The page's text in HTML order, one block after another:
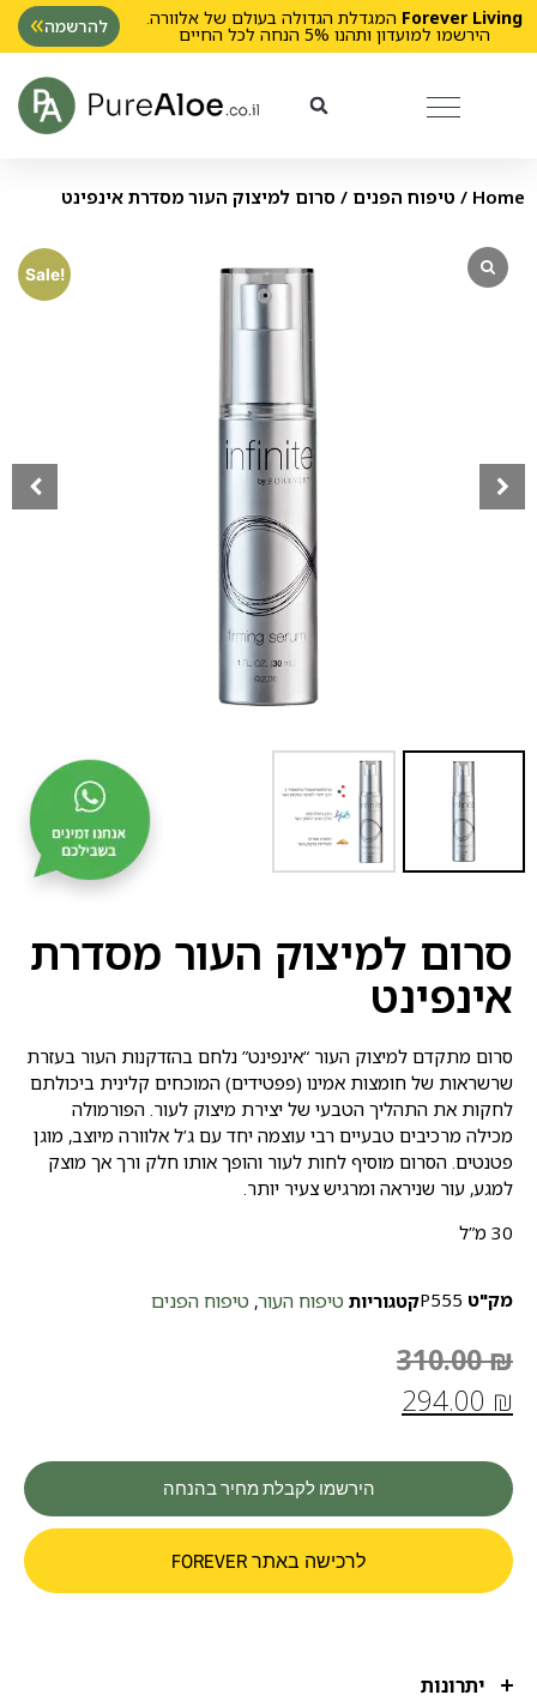
Forever Living המגדלת הגדולה בעולם של אלוורה.
הירשמו למועדון ותהנו 5% הנחה לכל החיים להרשמה
Home
/ טיפוח הפנים / סרום למיצוק העור מסדרת אינפינט
Sale!
סרום למיצוק העור מסדרת
אינפינט
סרום מתקדם למיצוק העור “אינפינט” נלחם בהזדקנות העור בעזרת
שרשראות של חומצות אמינו (פפטידים) המוכחים קלינית ביכולתם
לחקות את התהליך הטבעי של יצירת מיצוק לעור. הפורמולה
מכילה מרכיבים טבעיים רבי עוצמה יחד עם ג’ל אלוורה מיוצב, מוגן
פטנטים. הסרום מוסיף לחות לעור והופך אותו חלק ורך אך מוצק
למגע, עור שניראה ומרגיש צעיר יותר.
30 מ”ל
מק"ט P555קטגוריות טיפוח העור, טיפוח הפנים
310.00₪
294.00 ₪
הירשמו לקבלת מחיר בהנחה
לרכישה באתר FOREVER
יתרונות